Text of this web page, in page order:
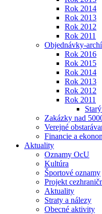
Rok 2014
Rok 2013
Rok 2012
Rok 2011
Objednávky-
Rok 2016
Rok 2015
Rok 2014
Rok 2013
Rok 2012
Rok 2011
Zakázky nad
Verejné
Financie a
Aktuality
Oznamy OcU
Kultúra
Športové oznamy
Projekt
Aktuality
Straty a nálezy
Obecné aktivity